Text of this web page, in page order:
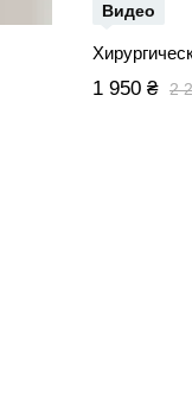
Видео
2
1 950 ₴